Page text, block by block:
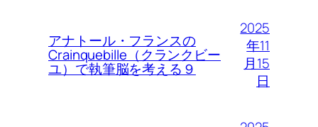
アナトール・フランスの
Crainquebille（クランクビー
ユ）で執筆脳を考える９
2025
年11
月15
日